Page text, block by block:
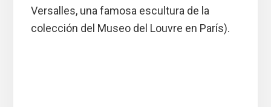
Versalles, una famosa escultura de la
colección del Museo del Louvre en París).